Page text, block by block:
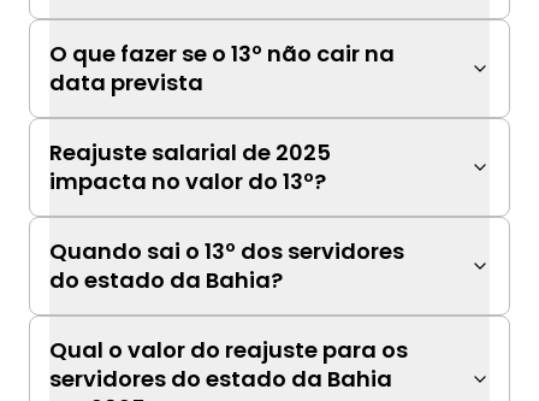
O que fazer se o 13º não cair na
data prevista
Reajuste salarial de 2025
impacta no valor do 13º?
Quando sai o 13º dos servidores
do estado da Bahia?
Qual o valor do reajuste para os
servidores do estado da Bahia